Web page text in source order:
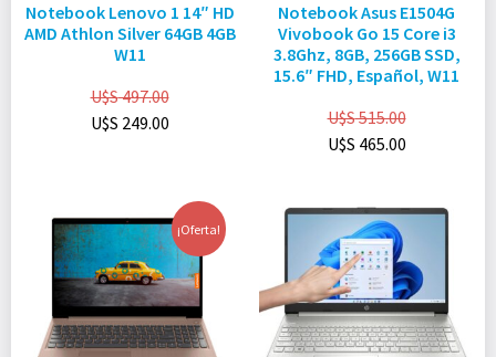
Notebook Lenovo 1 14″ HD
AMD Athlon Silver 64GB 4GB
W11
U$S497.00
U$S 249.00
Notebook Asus E1504G
Vivobook Go 15 Core i3
3.8Ghz, 8GB, 256GB SSD,
15.6″ FHD, Español, W11
U$S515.00
U$S 465.00
¡Oferta!